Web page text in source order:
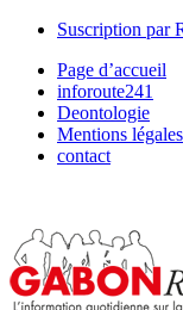
Suscription par
Page d’accueil
inforoute241
Deontologie
Mentions légales
contact